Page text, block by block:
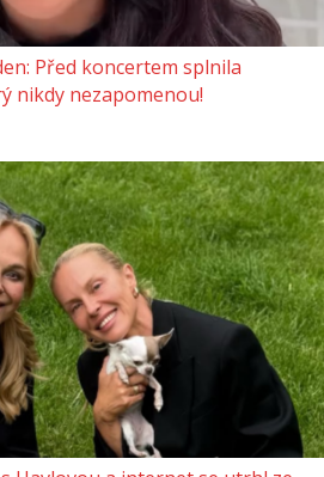
Před koncertem splnila
nikdy nezapomenou!